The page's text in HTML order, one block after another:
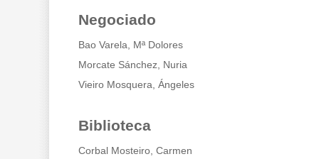
Negociado
Bao Varela, Mª Dolores
Morcate Sánchez, Nuria
Vieiro Mosquera, Ángeles
Biblioteca
Corbal Mosteiro, Carmen